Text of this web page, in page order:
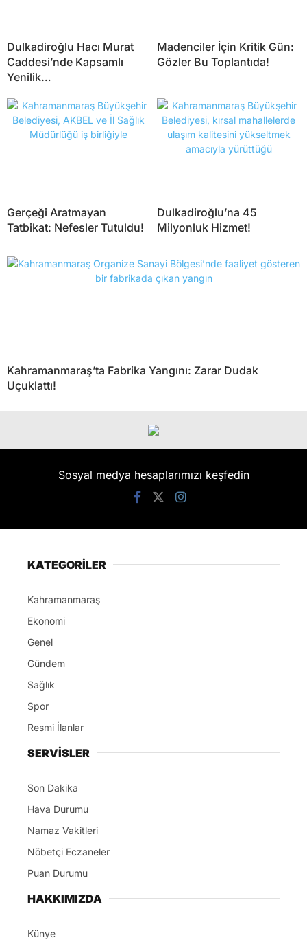
Dulkadiroğlu Hacı Murat
Caddesi’nde Kapsamlı
Yenilik…
Madenciler İçin Kritik Gün:
Gözler Bu Toplantıda!
Gerçeği Aratmayan
Tatbikat: Nefesler Tutuldu!
Dulkadiroğlu’na 45
Milyonluk Hizmet!
Kahramanmaraş’ta Fabrika Yangını: Zarar Dudak
Uçuklattı!
Sosyal medya hesaplarımızı keşfedin
KATEGORİLER
Kahramanmaraş
Ekonomi
Genel
Gündem
Sağlık
Spor
Resmi İlanlar
SERVİSLER
Son Dakika
Hava Durumu
Namaz Vakitleri
Nöbetçi Eczaneler
Puan Durumu
HAKKIMIZDA
Künye